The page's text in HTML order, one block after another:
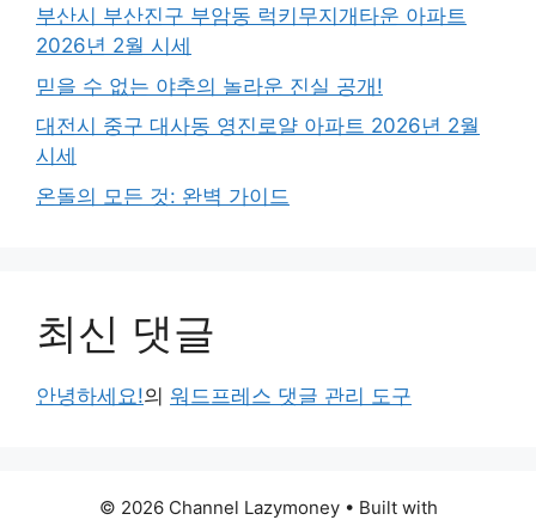
부산시 부산진구 부암동 럭키무지개타운 아파트
2026년 2월 시세
믿을 수 없는 야추의 놀라운 진실 공개!
대전시 중구 대사동 영진로얄 아파트 2026년 2월
시세
온돌의 모든 것: 완벽 가이드
최신 댓글
안녕하세요!의 워드프레스 댓글 관리 도구
© 2026 Channel Lazymoney• Built with